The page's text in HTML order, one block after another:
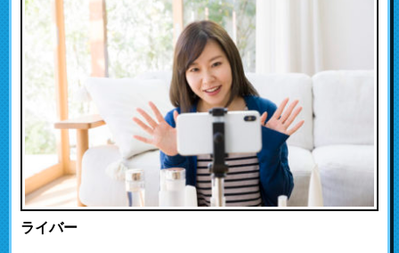
ライバー